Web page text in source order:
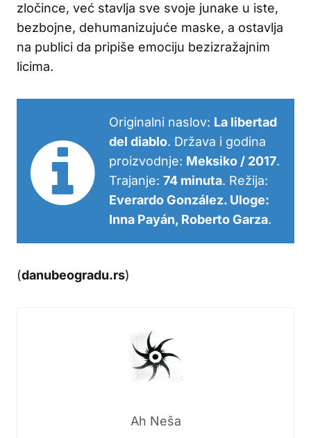
zločince, već stavlja sve svoje junake u iste,
bezbojne, dehumanizujuće maske, a ostavlja
na publici da pripiše emociju bezizražajnim
licima.
Originalni naslov: La libertad
del diablo. Država i godina
proizvodnje: Meksiko / 2017.
Trajanje: 74 minuta. Režija:
Everardo González. Uloge:
Inna Payán, Roberto Garza.
(danubeogradu.rs)
Ah Neša